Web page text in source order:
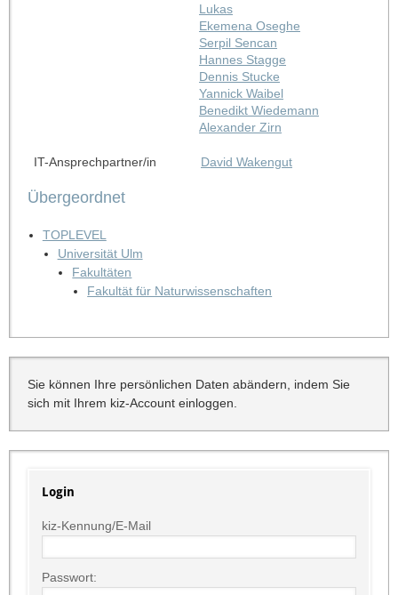
Lukas
Ekemena Oseghe
Serpil Sencan
Hannes Stagge
Dennis Stucke
Yannick Waibel
Benedikt Wiedemann
Alexander Zirn
IT-Ansprechpartner/in David Wakengut
Übergeordnet
TOPLEVEL
Universität Ulm
Fakultäten
Fakultät für Naturwissenschaften
Sie können Ihre persönlichen Daten abändern, indem Sie
sich mit Ihrem kiz-Account einloggen.
Login
kiz-Kennung/E-Mail
Passwort: